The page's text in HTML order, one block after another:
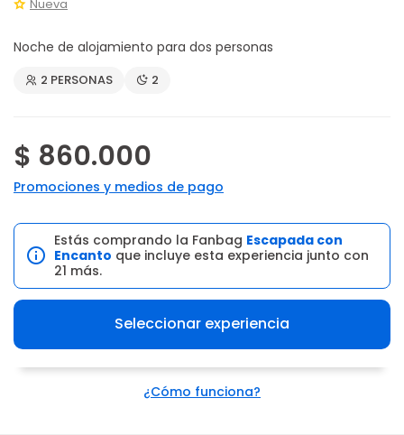
Nueva
Noche de alojamiento para dos personas
2 PERSONAS 2
$ 860.000
Promociones y medios de pago
Estás comprando la Fanbag Escapada con
Encanto que incluye esta experiencia junto con
21 más.
Seleccionar experiencia
¿Cómo funciona?